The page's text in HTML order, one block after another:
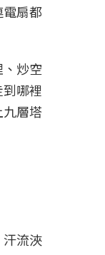
扇都
炒空
哪裡
層塔
流浹